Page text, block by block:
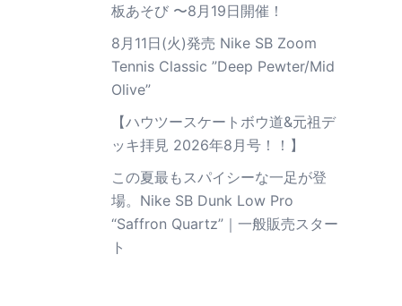
板あそび 〜8月19日開催！
8月11日(火)発売 Nike SB Zoom
Tennis Classic ”Deep Pewter/Mid
Olive”
【ハウツースケートボウ道&元祖デ
ッキ拝見 2026年8月号！！】
この夏最もスパイシーな一足が登
場。Nike SB Dunk Low Pro
“Saffron Quartz”｜一般販売スター
ト